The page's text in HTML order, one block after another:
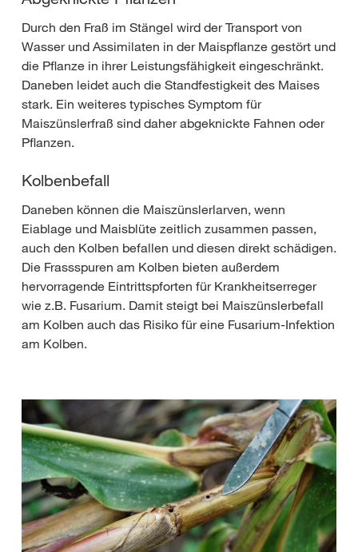
Durch den Fraß im Stängel wird der Transport von
Wasser und Assimilaten in der Maispflanze gestört und
die Pflanze in ihrer Leistungsfähigkeit eingeschränkt.
Daneben leidet auch die Standfestigkeit des Maises
stark. Ein weiteres typisches Symptom für
Maiszünslerfraß sind daher abgeknickte Fahnen oder
Pflanzen.
Kolbenbefall
Daneben können die Maiszünslerlarven, wenn
Eiablage und Maisblüte zeitlich zusammen passen,
auch den Kolben befallen und diesen direkt schädigen.
Die Frassspuren am Kolben bieten außerdem
hervorragende Eintrittspforten für Krankheitserreger
wie z.B. Fusarium. Damit steigt bei Maiszünslerbefall
am Kolben auch das Risiko für eine Fusarium-Infektion
am Kolben.